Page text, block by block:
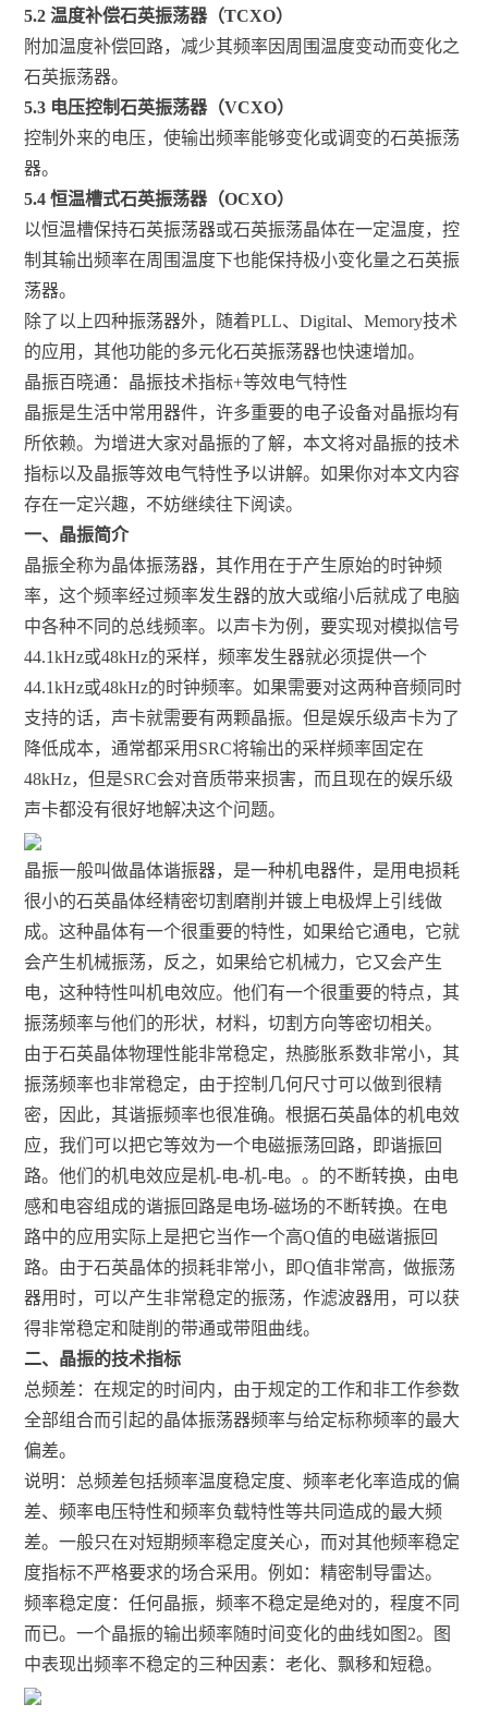
5.2 温度补偿石英振荡器（TCXO）
附加温度补偿回路，减少其频率因周围温度变动而变化之
石英振荡器。
5.3 电压控制石英振荡器（VCXO）
控制外来的电压，使输出频率能够变化或调变的石英振荡
器。
5.4 恒温槽式石英振荡器（OCXO）
以恒温槽保持石英振荡器或石英振荡晶体在一定温度，控
制其输出频率在周围温度下也能保持极小变化量之石英振
荡器。
除了以上四种振荡器外，随着PLL、Digital、Memory技术
的应用，其他功能的多元化石英振荡器也快速增加。
晶振百晓通：晶振技术指标+等效电气特性
晶振是生活中常用器件，许多重要的电子设备对晶振均有
所依赖。为增进大家对晶振的了解，本文将对晶振的技术
指标以及晶振等效电气特性予以讲解。如果你对本文内容
存在一定兴趣，不妨继续往下阅读。
一、晶振简介
晶振全称为晶体振荡器，其作用在于产生原始的时钟频
率，这个频率经过频率发生器的放大或缩小后就成了电脑
中各种不同的总线频率。以声卡为例，要实现对模拟信号
44.1kHz或48kHz的采样，频率发生器就必须提供一个
44.1kHz或48kHz的时钟频率。如果需要对这两种音频同时
支持的话，声卡就需要有两颗晶振。但是娱乐级声卡为了
降低成本，通常都采用SRC将输出的采样频率固定在
48kHz，但是SRC会对音质带来损害，而且现在的娱乐级
声卡都没有很好地解决这个问题。
晶振一般叫做晶体谐振器，是一种机电器件，是用电损耗
很小的石英晶体经精密切割磨削并镀上电极焊上引线做
成。这种晶体有一个很重要的特性，如果给它通电，它就
会产生机械振荡，反之，如果给它机械力，它又会产生
电，这种特性叫机电效应。他们有一个很重要的特点，其
振荡频率与他们的形状，材料，切割方向等密切相关。
由于石英晶体物理性能非常稳定，热膨胀系数非常小，其
振荡频率也非常稳定，由于控制几何尺寸可以做到很精
密，因此，其谐振频率也很准确。根据石英晶体的机电效
应，我们可以把它等效为一个电磁振荡回路，即谐振回
路。他们的机电效应是机-电-机-电。。的不断转换，由电
感和电容组成的谐振回路是电场-磁场的不断转换。在电
路中的应用实际上是把它当作一个高Q值的电磁谐振回
路。由于石英晶体的损耗非常小，即Q值非常高，做振荡
器用时，可以产生非常稳定的振荡，作滤波器用，可以获
得非常稳定和陡削的带通或带阻曲线。
二、晶振的技术指标
总频差：在规定的时间内，由于规定的工作和非工作参数
全部组合而引起的晶体振荡器频率与给定标称频率的最大
偏差。
说明：总频差包括频率温度稳定度、频率老化率造成的偏
差、频率电压特性和频率负载特性等共同造成的最大频
差。一般只在对短期频率稳定度关心，而对其他频率稳定
度指标不严格要求的场合采用。例如：精密制导雷达。
频率稳定度：任何晶振，频率不稳定是绝对的，程度不同
而已。一个晶振的输出频率随时间变化的曲线如图2。图
中表现出频率不稳定的三种因素：老化、飘移和短稳。